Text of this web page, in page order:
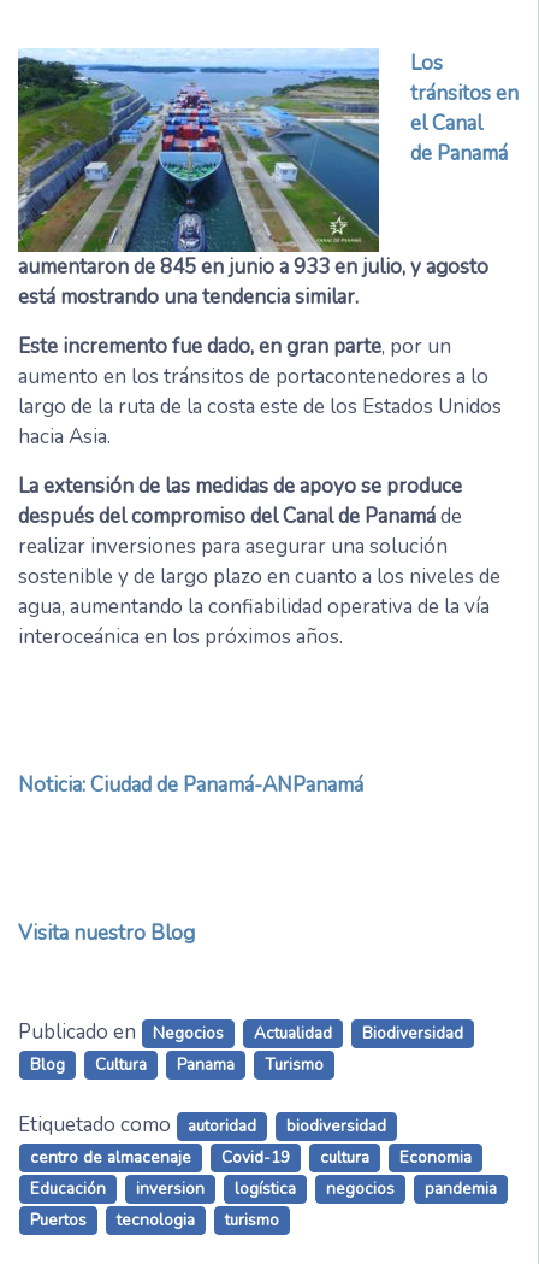
Los
tránsitos en
el Canal
de Panamá
aumentaron de 845 en junio a 933 en julio, y agosto
está mostrando una tendencia similar.
Este incremento fue dado, en gran parte, por un
aumento en los tránsitos de portacontenedores a lo
largo de la ruta de la costa este de los Estados Unidos
hacia Asia.
La extensión de las medidas de apoyo se produce
después del compromiso del Canal de Panamáde
realizar inversiones para asegurar una solución
sostenible y de largo plazo en cuanto a los niveles de
agua, aumentando la confiabilidad operativa de la vía
interoceánica en los próximos años.
Noticia:Ciudad de Panamá-ANPanamá
Visita nuestro Blog
Publicado en Negocios Actualidad
Biodiversidad
Blog
Cultura Panama Turismo
Etiquetado como autoridad
biodiversidad
centro de almacenaje
Covid-19 cultura
Economia
Educación
inversion logística negocios
pandemia
Puertos
tecnologia turismo